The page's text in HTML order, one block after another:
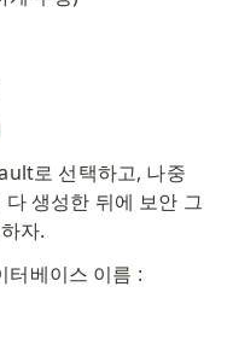
로 선택하고, 나중
생성한 뒤에 보안 그
자.